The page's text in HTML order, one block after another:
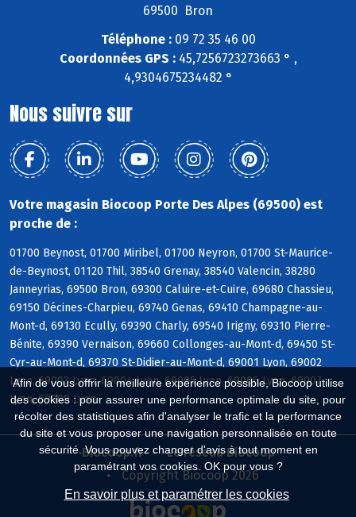
Afin de vous offrir la meilleure expérience possible, Biocoop utilise
des cookies : pour assurer une performance optimale du site, pour
récolter des statistiques afin d'analyser le trafic et la performance
du site et vous proposer une navigation personnalisée en toute
sécurité. Vous pouvez changer d'avis à tout moment en
paramétrant vos cookies. OK pour vous ?
En savoir plus et paramétrer les cookies
69500 Bron
Téléphone :09 72 35 46 00
Coordonnées GPS :45,7256723273663 ° ,
4,9304675234482 °
Nous suivre sur
Votre magasin Biocoop Porte Des Alpes (69500) est
proche de :
01700 Beynost, 01700 Miribel, 01700 Neyron, 01700 St-Maurice-
de-Beynost, 01120 Thil, 38540 Grenay, 38540 Valencin, 38280
Janneyrias, 69500 Bron, 69300 Caluire-et-Cuire, 69680 Chassieu,
69150 Décines-Charpieu, 69740 Genas, 69410 Champagne-au-
Mont-d, 69130 Ecully, 69390 Charly, 69540 Irigny, 69310 Pierre-
Bénite, 69390 Vernaison, 69660 Collonges-au-Mont-d, 69450 St-
Cyr-au-Mont-d, 69370 St-Didier-au-Mont-d, 69001 Lyon, 69002
Lyon, 69003 Lyon, 69004 Lyon, 69005 Lyon, 69006 Lyon, 69007
Lyon, 69008 Lyon
Biocoop.fr
Le réseau Biocoop
Copyright Biocoop 2026